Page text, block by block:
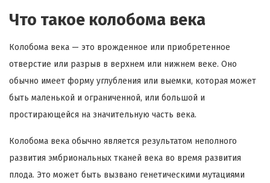
Что такое колобома века
Колобома века — это врожденное или приобретенное
отверстие или разрыв в верхнем или нижнем веке. Оно
обычно имеет форму углубления или выемки, которая может
быть маленькой и ограниченной, или большой и
простирающейся на значительную часть века.
Колобома века обычно является результатом неполного
развития эмбриональных тканей века во время развития
плода. Это может быть вызвано генетическими мутациями